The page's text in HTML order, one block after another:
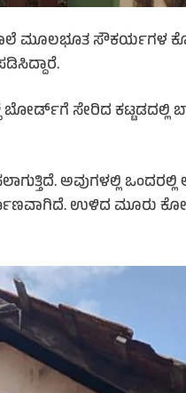
ಮೂಲಭೂತ ಸೌಕರ್ಯಗಳ
ಸೇರಿದ ಕಟ್ಟಡದಲ್ಲಿ
ಅವುಗಳಲ್ಲಿ ಒಂದರಲ್ಲಿ
ಉಳಿದ ಮೂರು